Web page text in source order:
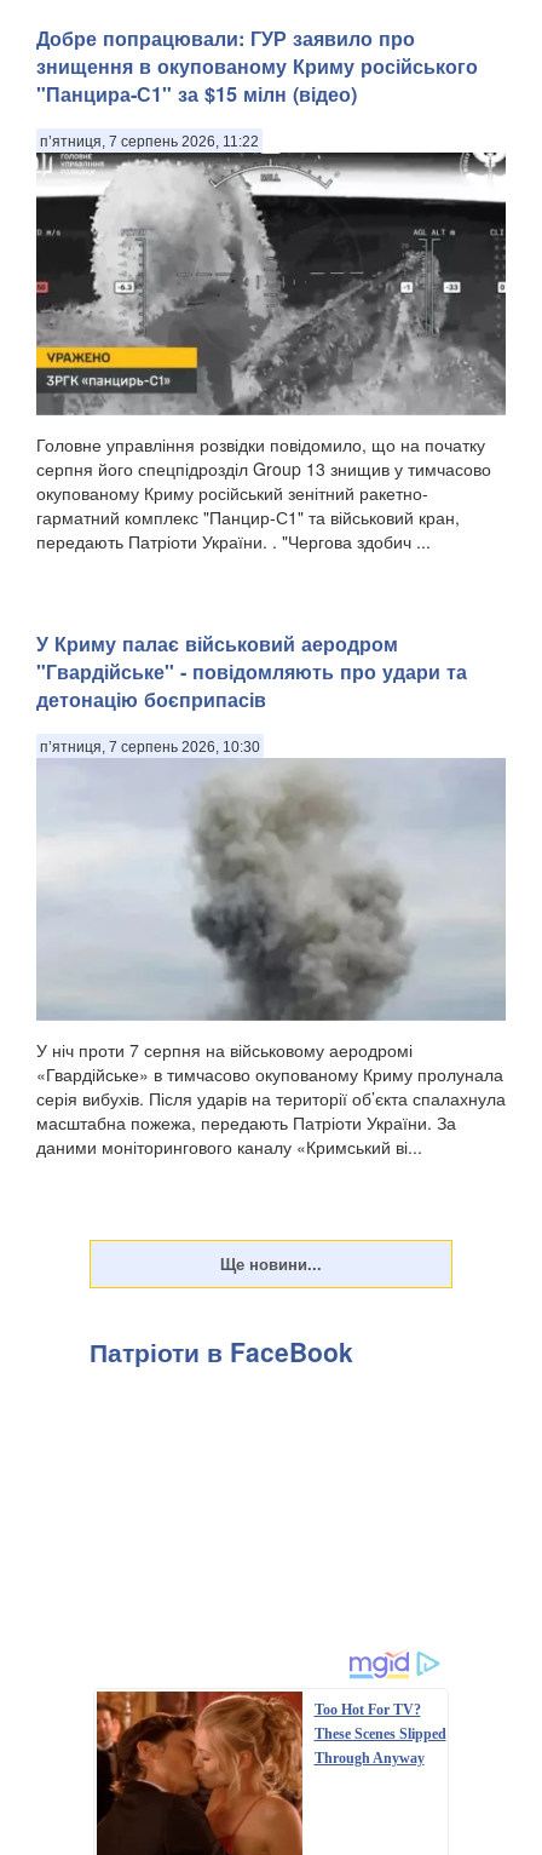
Добре попрацювали: ГУР заявило про
знищення в окупованому Криму російського
"Панцира-С1" за $15 мілн (відео)
п’ятниця, 7 серпень 2026, 11:22
Головне управління розвідки повідомило, що на початку
серпня його спецпідрозділ Group 13 знищив у тимчасово
окупованому Криму російський зенітний ракетно-
гарматний комплекс "Панцир-С1" та військовий кран,
передають Патріоти України. . "Чергова здобич ...
У Криму палає військовий аеродром
"Гвардійське" - повідомляють про удари та
детонацію боєприпасів
п’ятниця, 7 серпень 2026, 10:30
У ніч проти 7 серпня на військовому аеродромі
«Гвардійське» в тимчасово окупованому Криму пролунала
серія вибухів. Після ударів на території об’єкта спалахнула
масштабна пожежа, передають Патріоти України. За
даними моніторингового каналу «Кримський ві...
Патріоти в FaceBook
Too Hot For TV?
These Scenes Slipped
Through Anyway